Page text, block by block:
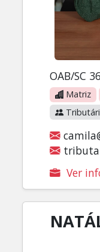
OAB/SC
Matriz
Ver